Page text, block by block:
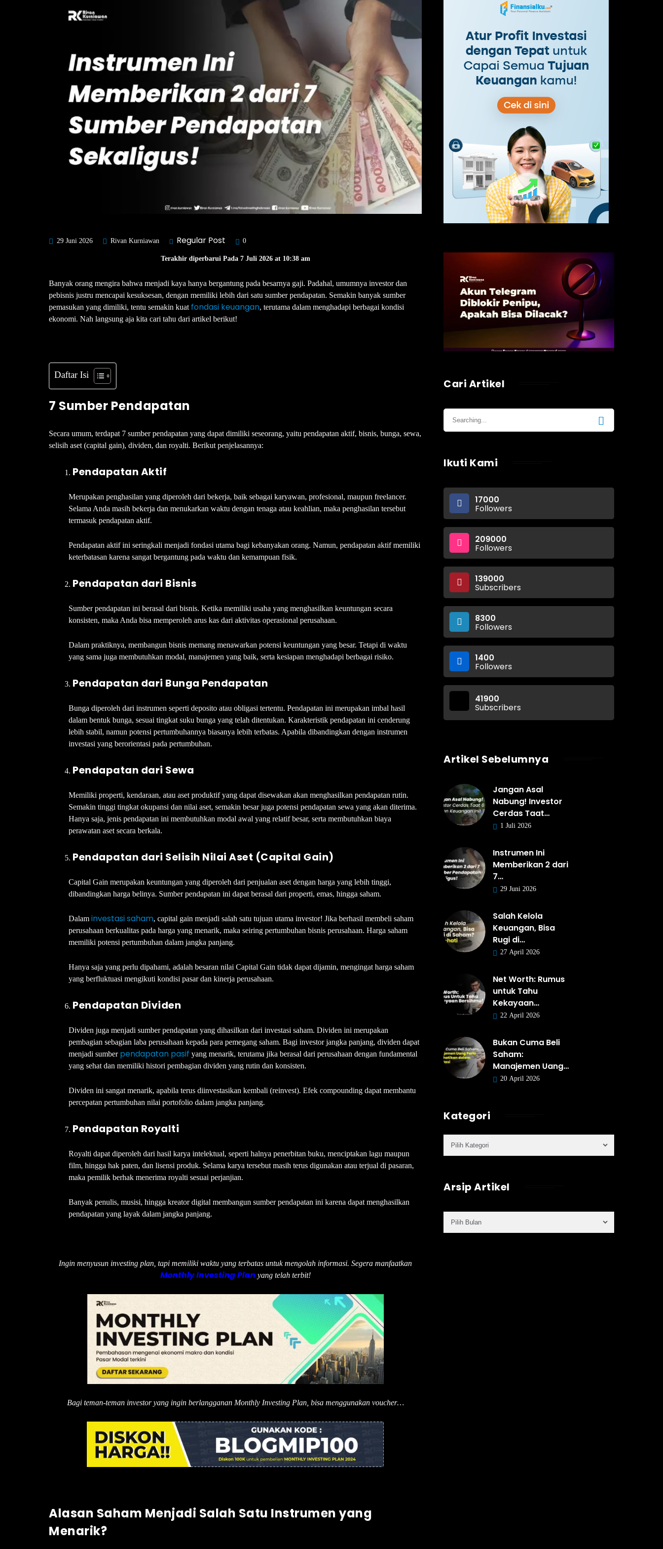
29 Juni 2026 Rivan Kurniawan Regular Post 0
Terakhir diperbarui Pada 7 Juli 2026 at 10:38 am
Banyak orang mengira bahwa menjadi kaya hanya bergantung pada besarnya gaji. Padahal, umumnya investor dan
pebisnis justru mencapai kesuksesan, dengan memiliki lebih dari satu sumber pendapatan. Semakin banyak sumber
pemasukan yang dimiliki, tentu semakin kuat fondasi keuangan, terutama dalam menghadapi berbagai kondisi
ekonomi. Nah langsung aja kita cari tahu dari artikel berikut!
Daftar Isi
7 Sumber Pendapatan
Secara umum, terdapat 7 sumber pendapatan yang dapat dimiliki seseorang, yaitu pendapatan aktif, bisnis, bunga, sewa,
selisih aset (capital gain), dividen, dan royalti. Berikut penjelasannya:
Pendapatan Aktif
Merupakan penghasilan yang diperoleh dari bekerja, baik sebagai karyawan, profesional, maupun freelancer.
Selama Anda masih bekerja dan menukarkan waktu dengan tenaga atau keahlian, maka penghasilan tersebut
termasuk pendapatan aktif.
Pendapatan aktif ini seringkali menjadi fondasi utama bagi kebanyakan orang. Namun, pendapatan aktif memiliki
keterbatasan karena sangat bergantung pada waktu dan kemampuan fisik.
Pendapatan dari Bisnis
Sumber pendapatan ini berasal dari bisnis. Ketika memiliki usaha yang menghasilkan keuntungan secara
konsisten, maka Anda bisa memperoleh arus kas dari aktivitas operasional perusahaan.
Dalam praktiknya, membangun bisnis memang menawarkan potensi keuntungan yang besar. Tetapi di waktu
yang sama juga membutuhkan modal, manajemen yang baik, serta kesiapan menghadapi berbagai risiko.
Pendapatan dari Bunga Pendapatan
Bunga diperoleh dari instrumen seperti deposito atau obligasi tertentu. Pendapatan ini merupakan imbal hasil
dalam bentuk bunga, sesuai tingkat suku bunga yang telah ditentukan. Karakteristik pendapatan ini cenderung
lebih stabil, namun potensi pertumbuhannya biasanya lebih terbatas. Apabila dibandingkan dengan instrumen
investasi yang berorientasi pada pertumbuhan.
Pendapatan dari Sewa
Memiliki properti, kendaraan, atau aset produktif yang dapat disewakan akan menghasilkan pendapatan rutin.
Semakin tinggi tingkat okupansi dan nilai aset, semakin besar juga potensi pendapatan sewa yang akan diterima.
Hanya saja, jenis pendapatan ini membutuhkan modal awal yang relatif besar, serta membutuhkan biaya
perawatan aset secara berkala.
Pendapatan dari Selisih Nilai Aset (Capital Gain)
Capital Gain merupakan keuntungan yang diperoleh dari penjualan aset dengan harga yang lebih tinggi,
dibandingkan harga belinya. Sumber pendapatan ini dapat berasal dari properti, emas, hingga saham.
Dalam investasi saham, capital gain menjadi salah satu tujuan utama investor! Jika berhasil membeli saham
perusahaan berkualitas pada harga yang menarik, maka seiring pertumbuhan bisnis perusahaan. Harga saham
memiliki potensi pertumbuhan dalam jangka panjang.
Hanya saja yang perlu dipahami, adalah besaran nilai Capital Gain tidak dapat dijamin, mengingat harga saham
yang berfluktuasi mengikuti kondisi pasar dan kinerja perusahaan.
Pendapatan Dividen
Dividen juga menjadi sumber pendapatan yang dihasilkan dari investasi saham. Dividen ini merupakan
pembagian sebagian laba perusahaan kepada para pemegang saham. Bagi investor jangka panjang, dividen dapat
menjadi sumber pendapatan pasif yang menarik, terutama jika berasal dari perusahaan dengan fundamental
yang sehat dan memiliki histori pembagian dividen yang rutin dan konsisten.
Dividen ini sangat menarik, apabila terus diinvestasikan kembali (reinvest). Efek compounding dapat membantu
percepatan pertumbuhan nilai portofolio dalam jangka panjang.
Pendapatan Royalti
Royalti dapat diperoleh dari hasil karya intelektual, seperti halnya penerbitan buku, menciptakan lagu maupun
film, hingga hak paten, dan lisensi produk. Selama karya tersebut masih terus digunakan atau terjual di pasaran,
maka pemilik berhak menerima royalti sesuai perjanjian.
Banyak penulis, musisi, hingga kreator digital membangun sumber pendapatan ini karena dapat menghasilkan
pendapatan yang layak dalam jangka panjang.
Ingin menyusun investing plan, tapi memiliki waktu yang terbatas untuk mengolah informasi. Segera manfaatkan
Monthly Investing Plan yang telah terbit!
Bagi teman-teman investor yang ingin berlangganan Monthly Investing Plan, bisa menggunakan voucher…
Alasan Saham Menjadi Salah Satu Instrumen yang
Menarik?
Cari Artikel
Ikuti Kami
17000
Followers
209000
Followers
139000
Subscribers
8300
Followers
1400
Followers
41900
Subscribers
Artikel Sebelumnya
Jangan Asal
Nabung! Investor
Cerdas Taat…
1 Juli 2026
Instrumen Ini
Memberikan 2 dari
7…
29 Juni 2026
Salah Kelola
Keuangan, Bisa
Rugi di…
27 April 2026
Net Worth: Rumus
untuk Tahu
Kekayaan…
22 April 2026
Bukan Cuma Beli
Saham:
Manajemen Uang…
20 April 2026
Kategori
Arsip Artikel